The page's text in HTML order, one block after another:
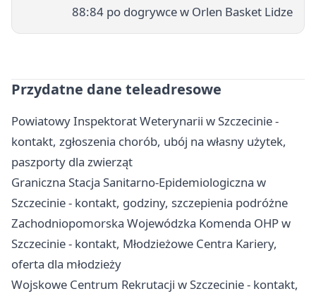
88:84 po dogrywce w Orlen Basket Lidze
Przydatne dane teleadresowe
Powiatowy Inspektorat Weterynarii w Szczecinie -
kontakt, zgłoszenia chorób, ubój na własny użytek,
paszporty dla zwierząt
Graniczna Stacja Sanitarno-Epidemiologiczna w
Szczecinie - kontakt, godziny, szczepienia podróżne
Zachodniopomorska Wojewódzka Komenda OHP w
Szczecinie - kontakt, Młodzieżowe Centra Kariery,
oferta dla młodzieży
Wojskowe Centrum Rekrutacji w Szczecinie - kontakt,